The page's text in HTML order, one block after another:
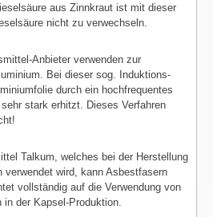
aus Zinnkraut ist mit dieser
nicht zu verwechseln.
Anbieter verwenden zur
Bei dieser sog. Induktions-
durch ein hochfrequentes
stark erhitzt. Dieses Verfahren
Talkum, welches bei der Herstellung
verwendet wird, kann Asbestfasern
vollständig auf die Verwendung von
der Kapsel-Produktion.